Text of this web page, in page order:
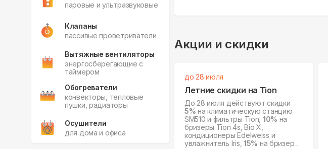
паровые и ультразвуковые
Клапаны
пассивые проветриватели
Вытяжные вентиляторы
энергосберегающие с
таймером
Обогреватели
конвекторы, тепловые
пушки, радиаторы
Осушители
для дома и офиса
Акции и скидки
до 28 июля
Летние скидки на Tion
До 28 июля действуют скидки
5% на климатическую станцию
SM510 и фильтры Tion, 10% на
бризеры Tion 4s, Bio X,
кондиционеры Edelweiss и
увлажнитель Iris, 15% на бризеры